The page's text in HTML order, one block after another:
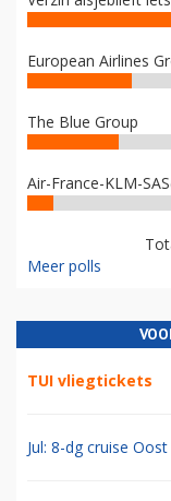
European Airlines
The Blue Group
Air-France-KLM-
Meer polls
TUI vliegtickets
Jul: 8-dg cruise